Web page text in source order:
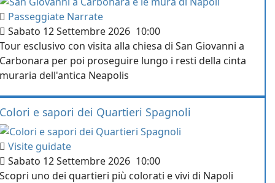
Passeggiate Narrate
Sabato 12 Settembre 2026 10:00
Tour esclusivo con visita alla chiesa di San Giovanni a
Carbonara per poi proseguire lungo i resti della cinta
muraria dell'antica Neapolis
Colori e sapori dei Quartieri Spagnoli
Visite guidate
Sabato 12 Settembre 2026 10:00
Scopri uno dei quartieri più colorati e vivi di Napoli